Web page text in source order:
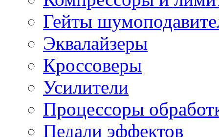
Гейты
Эквалайзеры
Кроссоверы
Усилители
Процессоры
Педали эффектов